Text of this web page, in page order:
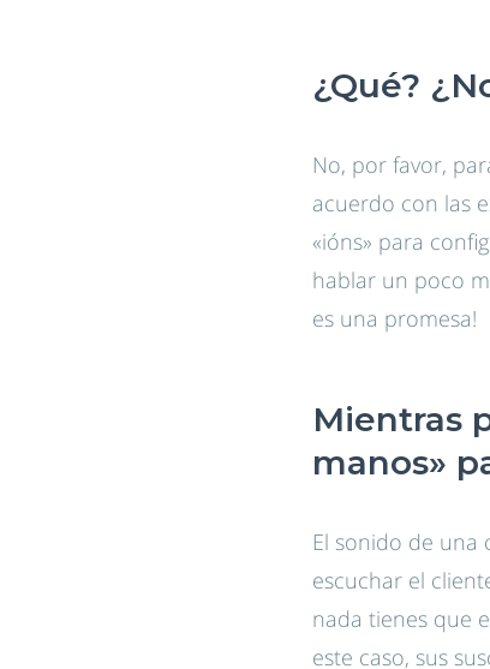
¿Qué?
No, por favor,
acuerdo con las
«ións» para
hablar un poco
es una promesa!
Mientras
manos»
El sonido de una
escuchar el
nada tienes que
este caso, sus